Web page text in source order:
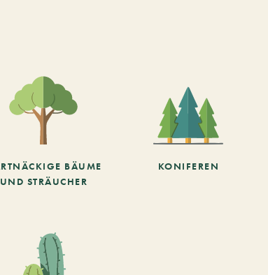
BÄUME
UND STRÄUCHER
KONIFEREN